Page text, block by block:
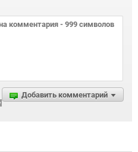
Добавить комментарий